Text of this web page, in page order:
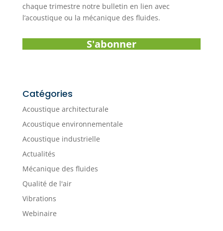
chaque trimestre notre bulletin en lien avec
l’acoustique ou la mécanique des fluides.
S'abonner
Catégories
Acoustique architecturale
Acoustique environnementale
Acoustique industrielle
Actualités
Mécanique des fluides
Qualité de l'air
Vibrations
Webinaire